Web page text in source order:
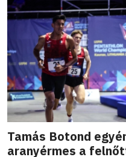
Tamás Botond
aranyérmes a